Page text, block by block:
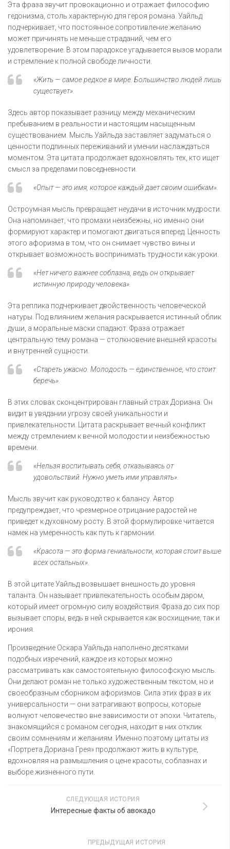
Эта фраза звучит провокационно и отражает философию
гедонизма, столь характерную для героя романа. Уайльд
подчеркивает, что постоянное сопротивление желанию
может причинять не меньше страданий, чем его
удовлетворение. В этом парадоксе угадывается вызов морали
и стремление к полной свободе личности.
«Жить — самое редкое в мире. Большинство людей лишь
существует».
Здесь автор показывает разницу между механическим
пребыванием в реальности и настоящим насыщенным
существованием. Мысль Уайльда заставляет задуматься о
ценности подлинных переживаний и умении наслаждаться
моментом. Эта цитата продолжает вдохновлять тех, кто ищет
смысл за пределами повседневности.
«Опыт — это имя, которое каждый дает своим ошибкам».
Остроумная мысль превращает неудачи в источник мудрости.
Она напоминает, что промахи неизбежны, но именно они
формируют характер и помогают двигаться вперед. Ценность
этого афоризма в том, что он снимает чувство вины и
открывает возможность воспринимать трудности как уроки.
«Нет ничего важнее соблазна, ведь он открывает
истинную природу человека».
Эта реплика подчеркивает двойственность человеческой
натуры. Под влиянием желания раскрывается истинный облик
души, а моральные маски спадают. Фраза отражает
центральную тему романа — столкновение внешней красоты
и внутренней сущности.
«Стареть ужасно. Молодость — единственное, что стоит
беречь».
В этих словах сконцентрирован главный страх Дориана. Он
видит в увядании угрозу своей уникальности и
привлекательности. Цитата раскрывает вечный конфликт
между стремлением к вечной молодости и неизбежностью
времени.
«Нельзя воспитывать себя, отказываясь от
удовольствий. Нужно уметь ими управлять».
Мысль звучит как руководство к балансу. Автор
предупреждает, что чрезмерное отрицание радостей не
приведет к духовному росту. В этой формулировке читается
намек на умеренность как путь к гармонии.
«Красота — это форма гениальности, которая стоит выше
всех остальных».
В этой цитате Уайльд возвышает внешность до уровня
таланта. Он называет привлекательность особым даром,
который имеет огромную силу воздействия. Фраза до сих пор
вызывает споры, ведь в ней скрывается как восхищение, так и
ирония.
Произведение Оскара Уайльда наполнено десятками
подобных изречений, каждое из которых можно
рассматривать как самостоятельную философскую мысль.
Они делают роман не только художественным текстом, но и
своеобразным сборником афоризмов. Сила этих фраз в их
универсальности — они затрагивают вопросы, которые
волнуют человечество вне зависимости от эпохи. Читатель,
знакомящийся с романом сегодня, находит в них отклик
своим сомнениям и желаниям. Именно поэтому цитаты из
«Портрета Дориана Грея» продолжают жить в культуре,
вдохновляя на размышления о цене красоты, соблазнах и
выборе жизненного пути.
СЛЕДУЮЩАЯ ИСТОРИЯ
Интересные факты об авокадо
ПРЕДЫДУЩАЯ ИСТОРИЯ